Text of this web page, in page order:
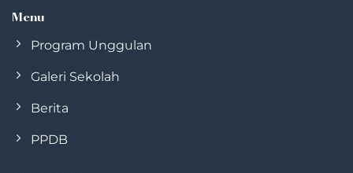
Menu
Program Unggulan
Galeri Sekolah
Berita
PPDB